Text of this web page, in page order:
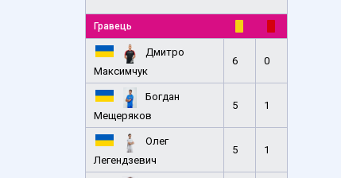
Гравець
Дмитро
Максимчук
6 0
Богдан
Мещеряков
5 1
Олег
Легендзевич
5 1